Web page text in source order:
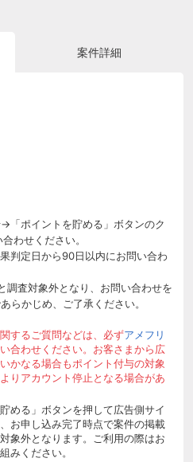
案件詳細
「ポイントを貯める」ボタンのク
わせください。
判定日から90日以内にお問い合わ
調査対象外となり、お問い合わせを
らかじめ、ご了承ください。
するご質問などは、必ずアメフリ
合わせください。お客さまから広
かなる場合もポイント付与の対象
りアカウント停止となる場合があ
める」ボタンを押して広告側サイ
お申し込み完了時点で案件の掲載
象外となります。ご利用の際はお
みください。